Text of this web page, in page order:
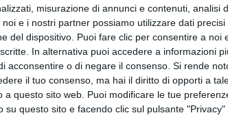
misurazione di annunci e contenuti, analisi
e i nostri partner possiamo utilizzare dati
del dispositivo. Puoi fare clic per consentire a
In alternativa puoi accedere a informazioni
acconsentire o di negare il consenso. Si rende
il tuo consenso, ma hai il diritto di opporti a
a questo sito web. Puoi modificare le tue
su questo sito e facendo clic sul pulsante "Privacy"
delConsorziodi via Marconi hanno
Cappuccini ha inviato sul luogo una
Gli agenti, dopo i rilievi di propria
erano state rubate a Bisceglie nei giorni
e, infine, cannibalizzate per ricavarne pezzi
dei furti d'auto, che vede coinvolti